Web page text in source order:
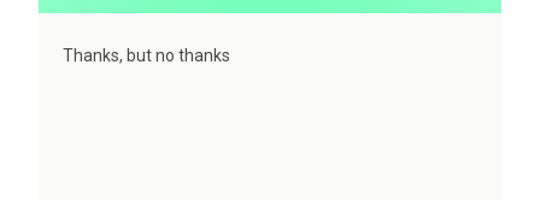
Thanks, but no thanks